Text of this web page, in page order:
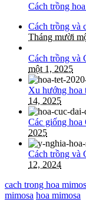
Cách trồng
Cách trồng và
Tháng mười
Cách trồng và
một 1, 2025
Xu hướng hoa
14, 2025
Các giống
2025
Cách trồng và
12, 2024
cach trong hoa
mimosa hoa mimosa